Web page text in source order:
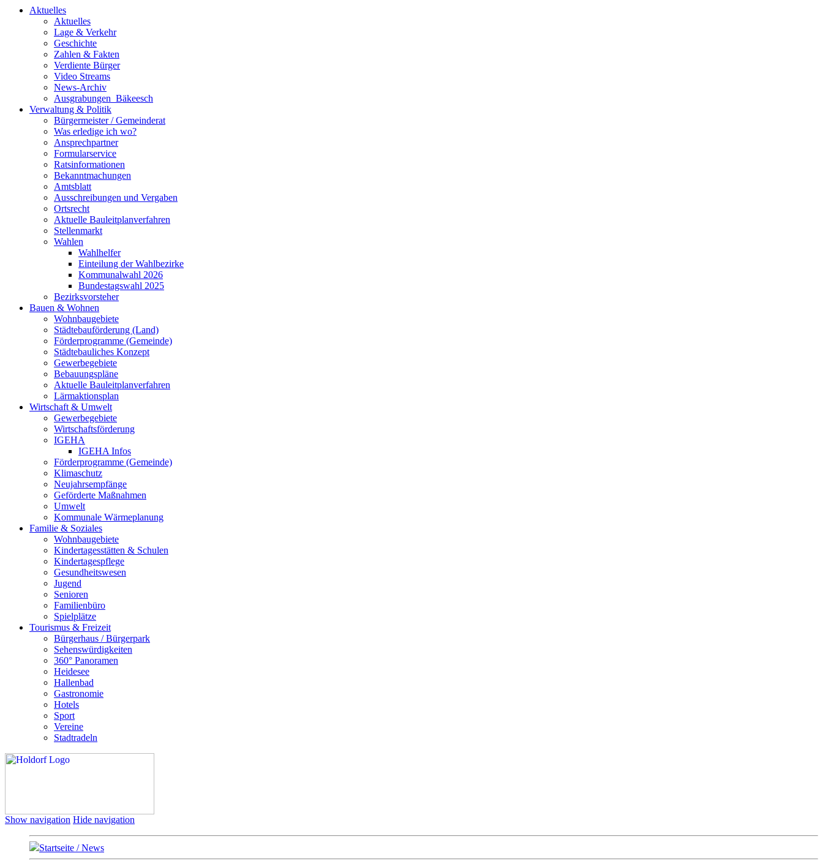
Aktuelles
Aktuelles
Lage & Verkehr
Geschichte
Zahlen & Fakten
Verdiente Bürger
Video Streams
News-Archiv
Ausgrabungen_Bäkeesch
Verwaltung & Politik
Bürgermeister / Gemeinderat
Was erledige ich wo?
Ansprechpartner
Formularservice
Ratsinformationen
Bekanntmachungen
Amtsblatt
Ausschreibungen und Vergaben
Ortsrecht
Aktuelle Bauleitplanverfahren
Stellenmarkt
Wahlen
Wahlhelfer
Einteilung der Wahlbezirke
Kommunalwahl 2026
Bundestagswahl 2025
Bezirksvorsteher
Bauen & Wohnen
Wohnbaugebiete
Städtebauförderung (Land)
Förderprogramme (Gemeinde)
Städtebauliches Konzept
Gewerbegebiete
Bebauungspläne
Aktuelle Bauleitplanverfahren
Lärmaktionsplan
Wirtschaft & Umwelt
Gewerbegebiete
Wirtschaftsförderung
IGEHA
IGEHA Infos
Förderprogramme (Gemeinde)
Klimaschutz
Neujahrsempfänge
Geförderte Maßnahmen
Umwelt
Kommunale Wärmeplanung
Familie & Soziales
Wohnbaugebiete
Kindertagesstätten & Schulen
Kindertagespflege
Gesundheitswesen
Jugend
Senioren
Familienbüro
Spielplätze
Tourismus & Freizeit
Bürgerhaus / Bürgerpark
Sehenswürdigkeiten
360° Panoramen
Heidesee
Hallenbad
Gastronomie
Hotels
Sport
Vereine
Stadtradeln
Show navigation Hide navigation
Startseite / News